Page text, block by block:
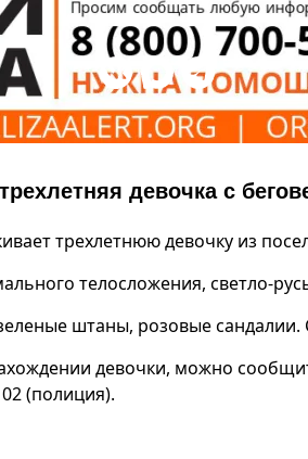
девочка с
трехлетнюю девочку из
телосложения, светло-
штаны, розовые сандалии.
девочки, можно
(полиция).